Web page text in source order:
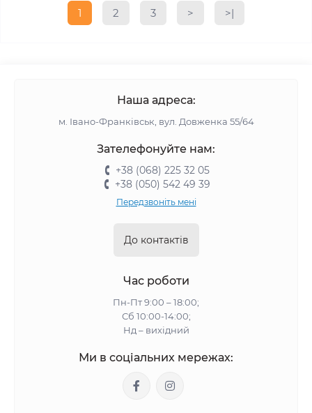
1 2 3 > >|
Наша адреса:
м. Івано-Франківськ, вул. Довженка 55/64
Зателефонуйте нам:
+38 (068) 225 32 05
+38 (050) 542 49 39
Передзвоніть мені
До контактів
Час роботи
Пн-Пт 9:00 – 18:00;
Сб 10:00-14:00;
Нд – вихідний
Ми в соціальних мережах: